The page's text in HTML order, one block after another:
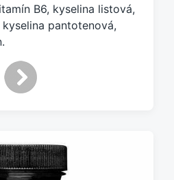
B6, kyselina listová,
pantotenová,